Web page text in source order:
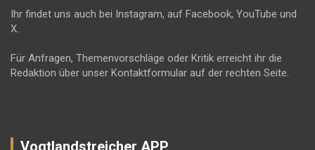
Ihr findet uns auch bei Instagram, auf Facebook, YouTube und
X.
Für Anfragen, Themenvorschläge oder Kritik erreicht ihr die
Redaktion über unser Kontaktformular auf der rechten Seite.